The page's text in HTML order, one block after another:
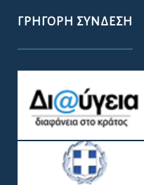
ΓΡΉΓΟΡΗ ΣΎΝΔΕΣΗ